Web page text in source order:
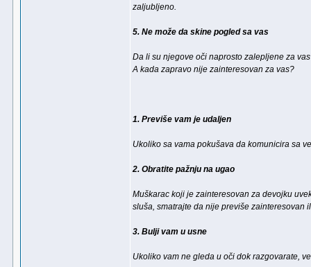
zaljubljeno.
5. Ne može da skine pogled sa vas
Da li su njegove oči naprosto zalepljene za
A kada zapravo nije zainteresovan za vas?
1. Previše vam je udaljen
Ukoliko sa vama pokušava da komunicira sa
2. Obratite pažnju na ugao
Muškarac koji je zainteresovan za devojku
sluša, smatrajte da nije previše zainteresovan
3. Bulji vam u usne
Ukoliko vam ne gleda u oči dok razgovarate,